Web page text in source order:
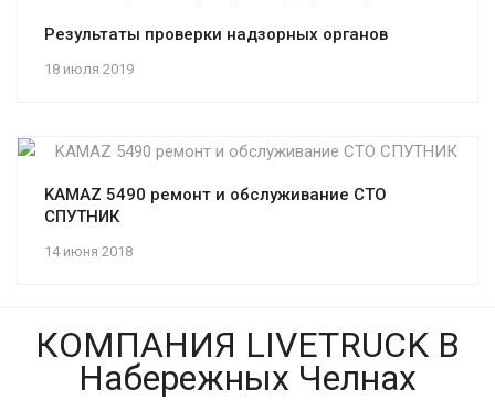
18 июля 2019
Результаты проверки надзорных органов
14 июня 2018
KAMAZ 5490 ремонт и обслуживание СТО
СПУТНИК
КОМПАНИЯ LIVETRUCK В
Набережных Челнах